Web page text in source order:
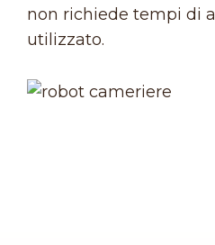
non richiede tempi di
utilizzato.